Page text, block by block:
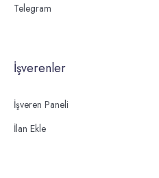
Telegram
İşverenler
İşveren Paneli
İlan Ekle